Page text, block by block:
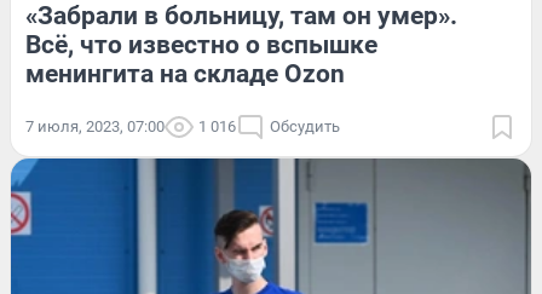
«Забрали в больницу, там он умер».
Всё, что известно о вспышке
менингита на складе Ozon
7 июля, 2023, 07:00 1 016 Обсудить